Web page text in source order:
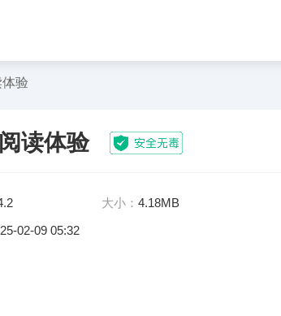
验
读体验
大小： 4.18MB
02-09 05:32